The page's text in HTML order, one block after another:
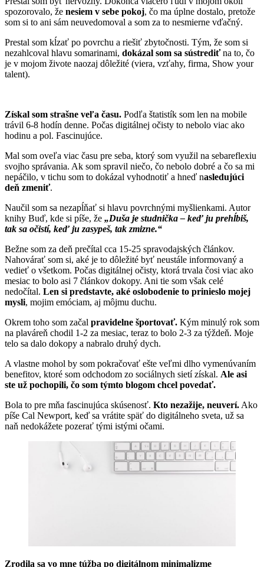
spozorovalo, že nesiem v sebe pokoj, čo ma úplne dostalo, pretože
som si to ani sám neuvedomoval a som za to nesmierne vďačný.
Prestal som kĺzať po povrchu a riešiť zbytočnosti. Tým, že som si
nezahlcoval hlavu somarinami, dokázal som sa sústrediťna to, čo
je v mojom živote naozaj dôležité (viera, vzťahy, firma, Show your
talent).
Získal som strašne veľa času. Podľa štatistík som len na mobile
trávil 6-8 hodín denne. Počas digitálnej očisty to nebolo viac ako
hodinu a pol. Fascinujúce.
Mal som oveľa viac času pre seba, ktorý som využil na sebareflexiu
svojho správania. Ak som spravil niečo, čo nebolo dobré a čo sa mi
nepáčilo, v tichu som to dokázal vyhodnotiť a hneď nasledujúci
deň zmeniť.
Naučil som sa nezapĺňať si hlavu povrchnými myšlienkami. Autor
knihy Buď, kde si píše, že „Duša je studnička – keď ju prehĺbiš,
tak sa očistí, keď ju zasypeš, tak zmizne.“
Bežne som za deň prečítal cca 15-25 spravodajských článkov.
Nahovárať som si, aké je to dôležité byť neustále informovaný a
vedieť o všetkom. Počas digitálnej očisty, ktorá trvala čosi viac ako
mesiac to bolo asi 7 článkov dokopy. Ani tie som však celé
nedočítal. Len si predstavte, aké oslobodenie to prinieslo mojej
mysli, mojim emóciam, aj môjmu duchu.
Okrem toho som začal pravidelne športovať. Kým minulý rok som
na plaváreň chodil 1-2 za mesiac, teraz to bolo 2-3 za týždeň. Moje
telo sa dalo dokopy a nabralo druhý dych.
A vlastne mohol by som pokračovať ešte veľmi dlho vymenúvaním
benefitov, ktoré som odchodom zo sociálnych sietí získal. Ale asi
ste už pochopili, čo som týmto blogom chcel povedať.
Bola to pre mňa fascinujúca skúsenosť. Kto nezažije, neuverí. Ako
píše Cal Newport, keď sa vrátite späť do digitálneho sveta, už sa
naň nedokážete pozerať tými istými očami.
Zrodila sa vo mne túžba po digitálnom minimalizme